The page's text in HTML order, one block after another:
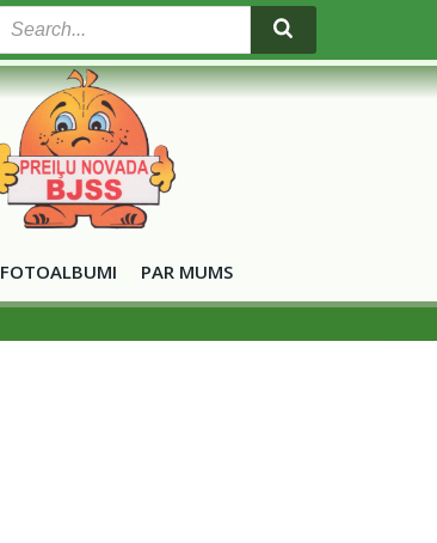
FOTOALBUMI PAR MUMS